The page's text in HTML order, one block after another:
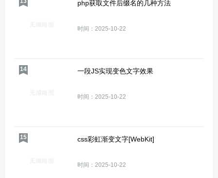
php获取文件后缀名的几种方法
时间：2025-10-22
14 一段JS实现变色文字效果
时间：2025-10-22
15 css彩虹渐变文字[WebKit]
时间：2025-10-22